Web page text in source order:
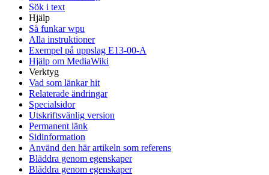
Sök i text
Hjälp
Så funkar wpu
Alla instruktioner
Exempel på uppslag E13-00-A
Hjälp om MediaWiki
Verktyg
Vad som länkar hit
Relaterade ändringar
Specialsidor
Utskriftsvänlig version
Permanent länk
Sidinformation
Använd den här artikeln som referens
Bläddra genom egenskaper
Bläddra genom egenskaper